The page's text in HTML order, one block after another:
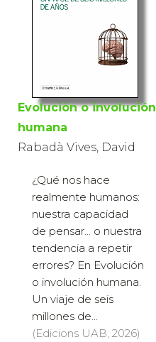
Evolución o involución
humana
Rabadà Vives, David
¿Qué nos hace
realmente humanos:
nuestra capacidad
de pensar… o nuestra
tendencia a repetir
errores? En Evolución
o involución humana.
Un viaje de seis
millones de...
(Edicions UAB, 2026)